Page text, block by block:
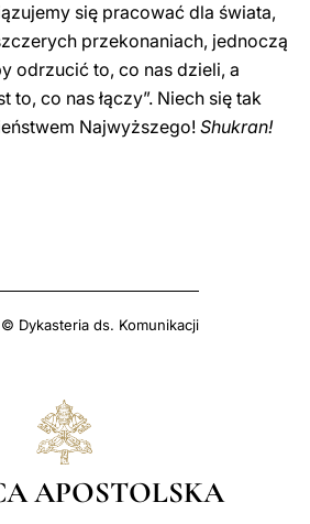
się pracować dla świata,
przekonaniach, jednoczą
odrzucić to, co nas dzieli, a
to, co nas łączy”. Niech się tak
Najwyższego! Shukran!
Dykasteria ds. Komunikacji
APOSTOLSKA